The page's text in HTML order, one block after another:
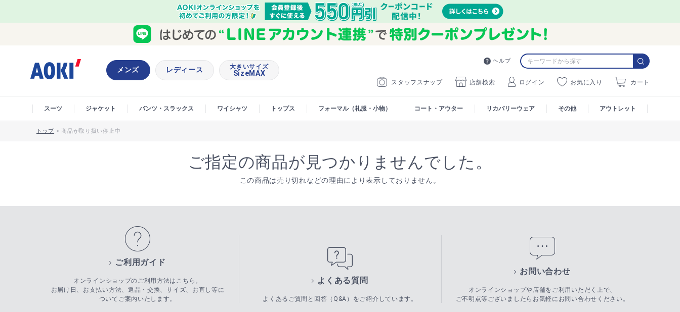
ヘルプ
スタッフスナップ 店舗検索 ログイン お気に入り カート
メンズ レディース 大きいサイズ
SizeMAX
スーツ ジャケット パンツ・スラックス ワイシャツ トップス フォーマル（礼服・小物） コート・アウター リカバリーウェア その他 アウトレット
トップ >商品が取り扱い停止中
ご指定の商品が見つかりませんでした。
この商品は売り切れなどの理由により表示しておりません。
ご利用ガイド
オンラインショップのご利用方法はこちら。
お届け日、お支払い方法、返品・交換、サイズ、お直し等に
ついてご案内いたします。
よくある質問
よくあるご質問と回答（Q&A）をご紹介しています。
お問い合わせ
オンラインショップや店舗をご利用いただく上で、
ご不明点等ございましたらお気軽にお問い合わせください。